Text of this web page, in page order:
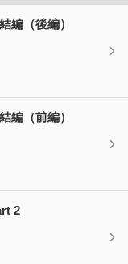
編（後編）
編（前編）
2